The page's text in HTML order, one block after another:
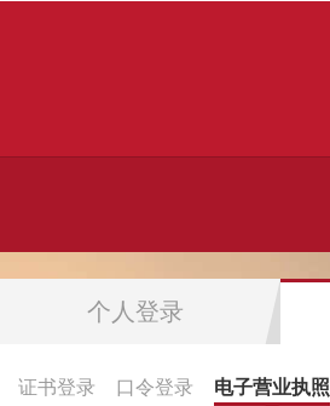
个人登录
证书登录 口令登录 电子营业执照